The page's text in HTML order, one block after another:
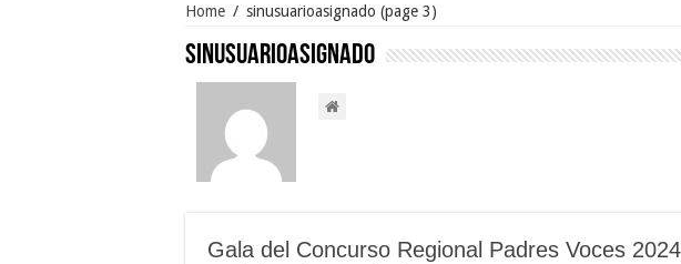
Home / sinusuarioasignado (page 3)
sinusuarioasignado
Gala del Concurso Regional Padres Voces